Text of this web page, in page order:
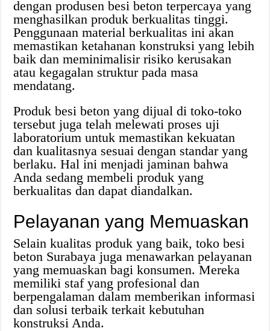
dengan produsen besi beton terpercaya yang
menghasilkan produk berkualitas tinggi.
Penggunaan material berkualitas ini akan
memastikan ketahanan konstruksi yang lebih
baik dan meminimalisir risiko kerusakan
atau kegagalan struktur pada masa
mendatang.
Produk besi beton yang dijual di toko-toko
tersebut juga telah melewati proses uji
laboratorium untuk memastikan kekuatan
dan kualitasnya sesuai dengan standar yang
berlaku. Hal ini menjadi jaminan bahwa
Anda sedang membeli produk yang
berkualitas dan dapat diandalkan.
Pelayanan yang Memuaskan
Selain kualitas produk yang baik, toko besi
beton Surabaya juga menawarkan pelayanan
yang memuaskan bagi konsumen. Mereka
memiliki staf yang profesional dan
berpengalaman dalam memberikan informasi
dan solusi terbaik terkait kebutuhan
konstruksi Anda.